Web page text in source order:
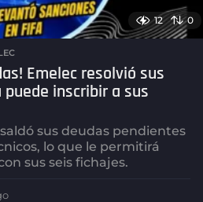
12 0
Emelec resolvió sus
puede inscribir a sus
sus deudas pendientes
lo que le permitirá
sus seis fichajes.